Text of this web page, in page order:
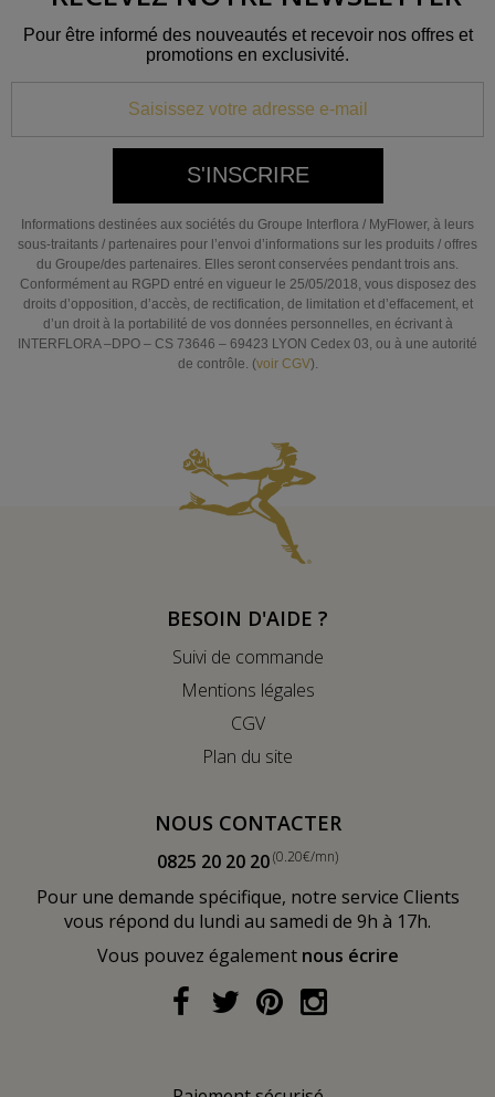
Pour être informé des nouveautés et recevoir nos offres et
promotions en exclusivité.
S'INSCRIRE
Informations destinées aux sociétés du Groupe Interflora / MyFlower, à leurs
sous-traitants / partenaires pour l’envoi d’informations sur les produits / offres
du Groupe/des partenaires. Elles seront conservées pendant trois ans.
Conformément au RGPD entré en vigueur le 25/05/2018, vous disposez des
droits d’opposition, d’accès, de rectification, de limitation et d’effacement, et
d’un droit à la portabilité de vos données personnelles, en écrivant à
INTERFLORA –DPO – CS 73646 – 69423 LYON Cedex 03, ou à une autorité
de contrôle. (voir CGV).
BESOIN D'AIDE ?
Suivi de commande
Mentions légales
CGV
Plan du site
NOUS CONTACTER
0825 20 20 20(0.20€/mn)
Pour une demande spécifique, notre service Clients
vous répond du lundi au samedi de 9h à 17h.
Vous pouvez également nous écrire